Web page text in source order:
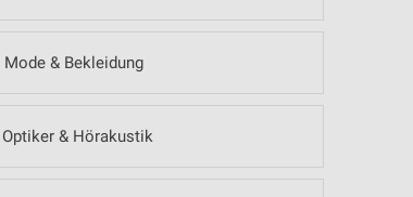
Mode & Bekleidung
Optiker & Hörakustik